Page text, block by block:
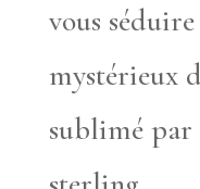
vous
mystérieux
sublimé par